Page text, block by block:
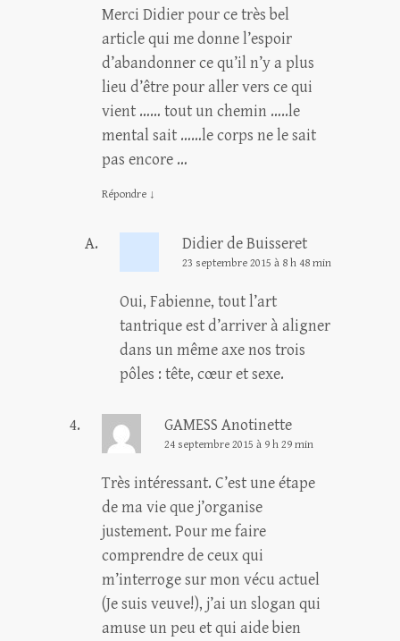
Merci Didier pour ce très bel
article qui me donne l’espoir
d’abandonner ce qu’il n’y a plus
lieu d’être pour aller vers ce qui
vient …… tout un chemin …..le
mental sait ……le corps ne le sait
pas encore …
Répondre ↓
Didier de Buisseret
23 septembre 2015 à 8 h 48 min
Oui, Fabienne, tout l’art
tantrique est d’arriver à aligner
dans un même axe nos trois
pôles : tête, cœur et sexe.
GAMESS Anotinette
24 septembre 2015 à 9 h 29 min
Très intéressant. C’est une étape
de ma vie que j’organise
justement. Pour me faire
comprendre de ceux qui
m’interroge sur mon vécu actuel
(Je suis veuve!), j’ai un slogan qui
amuse un peu et qui aide bien